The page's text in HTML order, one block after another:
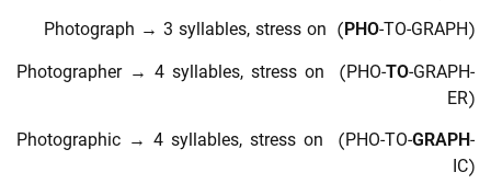
Photograph → 3 syllables, stress on (PHO-TO-
Photographer → 4 syllables, stress on (PHO-TO-
Photographic → 4 syllables, stress on (PHO-TO-